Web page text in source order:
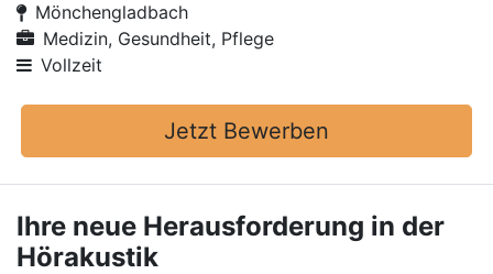
Mönchengladbach
Medizin, Gesundheit, Pflege
Vollzeit
Jetzt Bewerben
Ihre neue Herausforderung in der
Hörakustik